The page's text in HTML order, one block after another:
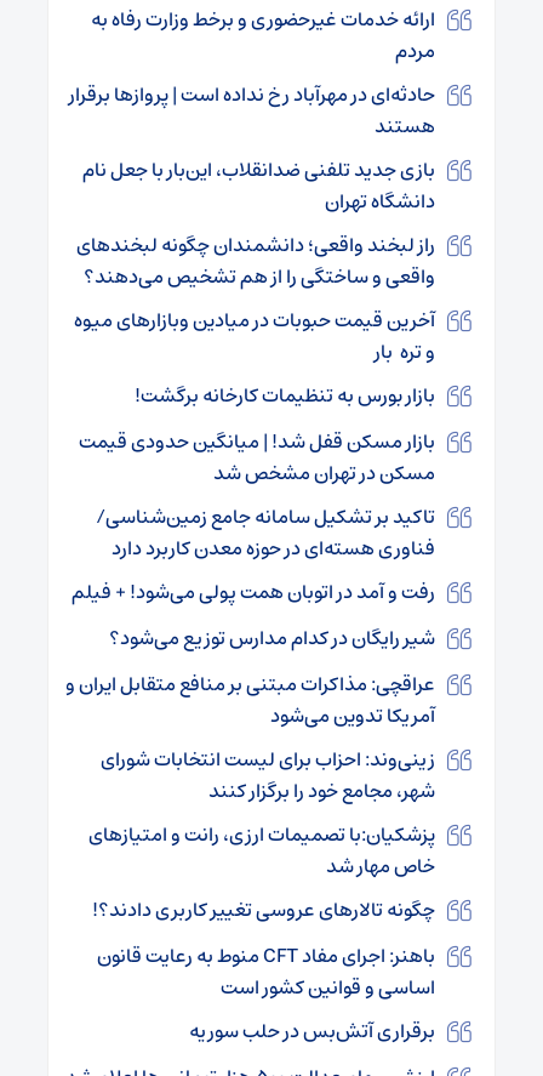
ارائه خدمات غیرحضوری و برخط وزارت رفاه به
مردم
حادثه‌ای در مهرآباد رخ نداده است | پروازها برقرار
هستند
بازی جدید تلفنی ضدانقلاب، این‌بار با جعل نام
دانشگاه‌ تهران
راز لبخند واقعی؛ دانشمندان چگونه لبخندهای
واقعی و ساختگی را از هم تشخیص می‌دهند؟
آخرین قیمت حبوبات در میادین وبازار‌های میوه
و تره بار
بازار بورس به تنظیمات کارخانه برگشت!
بازار مسکن قفل شد! | میانگین حدودی قیمت
مسکن در تهران مشخص شد
تاکید بر تشکیل سامانه جامع زمین‌شناسی/
فناوری هسته‌ای در حوزه معدن کاربرد دارد
رفت و آمد در اتوبان همت پولی می‌شود! + فیلم
شیر رایگان در کدام مدارس توزیع می‌شود؟
عراقچی: مذاکرات مبتنی بر منافع متقابل ایران و
آمریکا تدوین می‌شود
زینی‌وند: احزاب برای لیست انتخابات شورای
شهر، مجامع خود را برگزار کنند
پزشکیان:با تصمیمات ارزی، رانت و امتیازهای
خاص مهار شد
چگونه تالارهای عروسی تغییر کاربری دادند؟!
باهنر: اجرای مفاد CFT منوط به رعایت قانون
اساسی و قوانین کشور است
برقراری آتش‌بس در حلب سوریه